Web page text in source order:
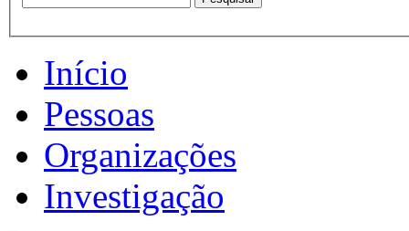
Início
Pessoas
Organizações
Investigação